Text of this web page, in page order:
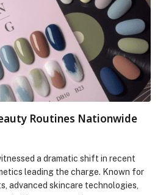
Routines Nationwide
a dramatic shift in recent
leading the charge. Known for
advanced skincare technologies,